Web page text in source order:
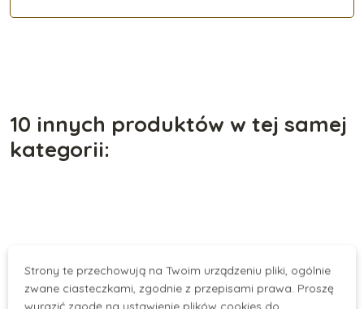
10 innych produktów w tej samej
kategorii:
Strony te przechowują na Twoim urządzeniu pliki, ogólnie
zwane ciasteczkami, zgodnie z przepisami prawa. Proszę
wyrazić zgodę na ustawienie plików cookies do